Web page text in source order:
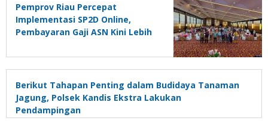
Pemprov Riau Percepat
Implementasi SP2D Online,
Pembayaran Gaji ASN Kini Lebih
Berikut Tahapan Penting dalam Budidaya Tanaman
Jagung, Polsek Kandis Ekstra Lakukan
Pendampingan